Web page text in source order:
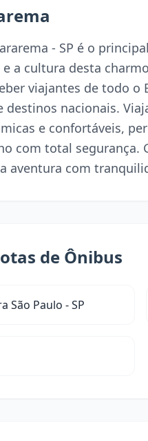
- SP é o
e a cultura desta
viajantes de todo
destinos nacionais.
e confortáveis,
com total segurança.
aventura com
de Ônibus
São Paulo - SP